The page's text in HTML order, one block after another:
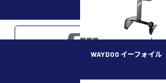
WAYDOO イーフォイル